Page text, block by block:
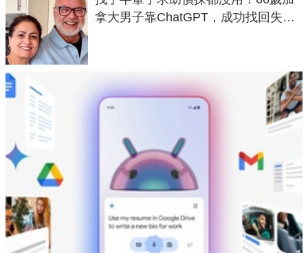
拿大男子靠ChatGPT，成功找回失散